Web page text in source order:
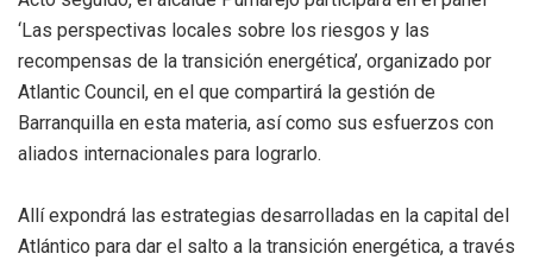
‘Las perspectivas locales sobre los riesgos y las
recompensas de la transición energética’, organizado por
Atlantic Council, en el que compartirá la gestión de
Barranquilla en esta materia, así como sus esfuerzos con
aliados internacionales para lograrlo.
Allí expondrá las estrategias desarrolladas en la capital del
Atlántico para dar el salto a la transición energética, a través